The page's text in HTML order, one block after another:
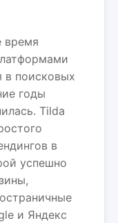
время
в поисковых
годы
Tilda
в
успешно
и Яндекс